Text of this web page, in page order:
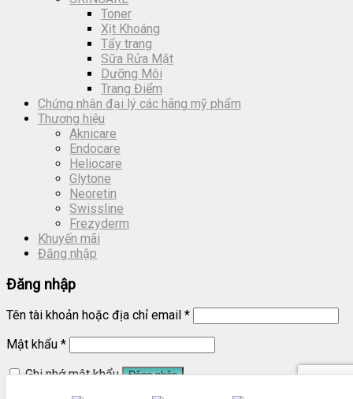
Toner
Xịt Khoáng
Tẩy trang
Sữa Rửa Mặt
Dưỡng Môi
Trang Điểm
Chứng nhận đại lý các hãng mỹ phẩm
Thương hiệu
Aknicare
Endocare
Heliocare
Glytone
Neoretin
Swissline
Frezyderm
Khuyến mãi
Đăng nhập
Đăng nhập
Tên tài khoản hoặc địa chỉ email *
Mật khẩu *
Ghi nhớ mật khẩu
Đăng nhập